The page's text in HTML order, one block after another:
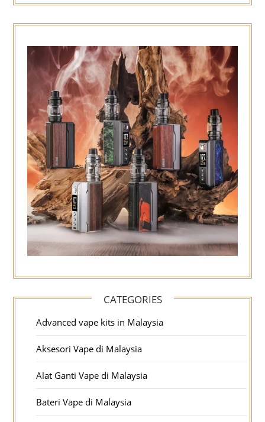
CATEGORIES
Advanced vape kits in Malaysia
Aksesori Vape di Malaysia
Alat Ganti Vape di Malaysia
Bateri Vape di Malaysia